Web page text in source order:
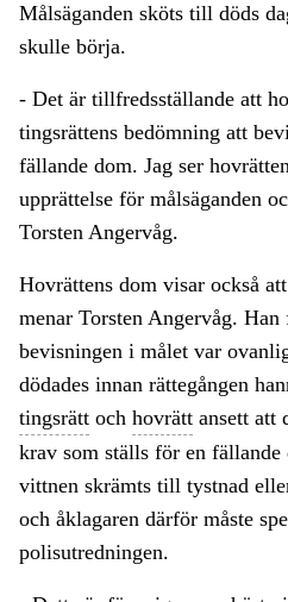
Målsäganden sköts till döds
skulle börja.
- Det är tillfredsställande att
tingsrättens bedömning att
fällande dom. Jag ser
upprättelse för målsäganden
Torsten Angervåg.
Hovrättens dom visar också
menar Torsten Angervåg.
bevisningen i målet var
dödades innan rättegången
tingsrätt och hovrätt ansett att
krav som ställs för en fällande
vittnen skrämts till tystnad
och åklagaren därför måste
polisutredningen.